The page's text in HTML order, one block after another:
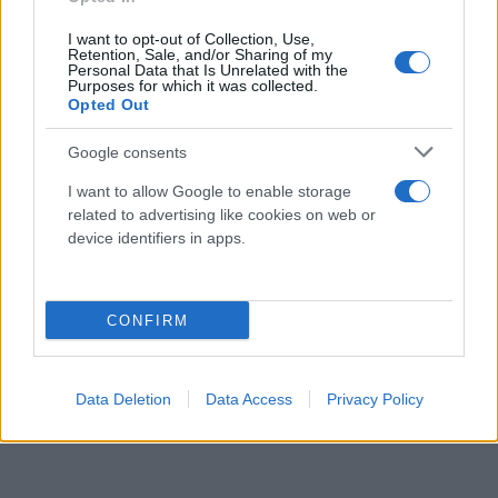
I want to opt-out of Collection, Use,
Retention, Sale, and/or Sharing of my
Personal Data that Is Unrelated with the
Purposes for which it was collected.
Opted Out
Google consents
I want to allow Google to enable storage
related to advertising like cookies on web or
device identifiers in apps.
CONFIRM
Data Deletion Data Access Privacy Policy